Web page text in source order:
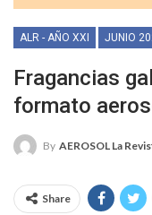
ALR - AÑO XXI JUNIO
Fragancias
formato
By AEROSOL La
Share